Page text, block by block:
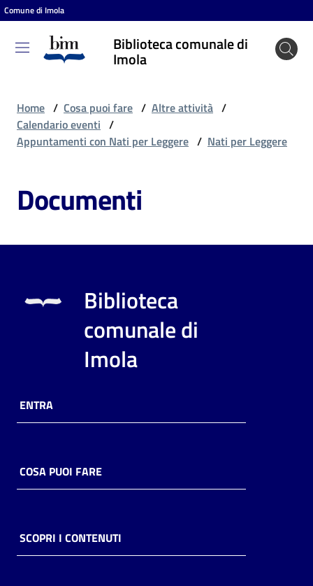
Vai al contenuto
Vai alla navigazione
Vai al footer
Comune di Imola
Biblioteca comunale di
Imola
Biblioteca
comunale
Cosa
fare
Scopri
online
Piani
Home / Cosa puoi fare / Altre attività /
Calendario eventi /
Appuntamenti con Nati per Leggere / Nati per Leggere
Documenti
Biblioteca
comunale di
Imola
ENTRA
COSA PUOI FARE
SCOPRI I CONTENUTI